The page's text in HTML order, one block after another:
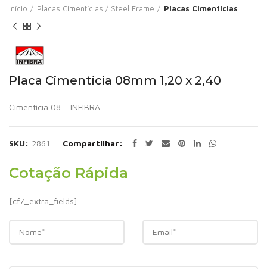
Início Placas Cimentícias / Steel Frame Placas Cimentícias
Placa Cimentícia 08mm 1,20 x 2,40
Cimentícia 08 – INFIBRA
SKU: 2861 Compartilhar
Cotação Rápida
[cf7_extra_fields]